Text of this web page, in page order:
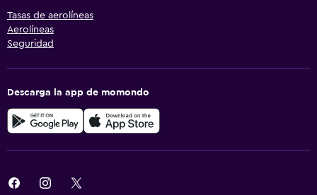
Tasas de aerolíneas
Aerolíneas
Seguridad
Descarga la app de momondo